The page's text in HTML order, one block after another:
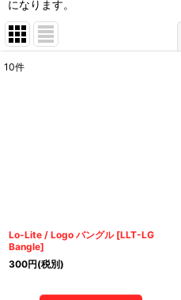
になります。
10件
Lo-Lite / Logo バングル [LLT-LG
Bangle]
300円(税別)